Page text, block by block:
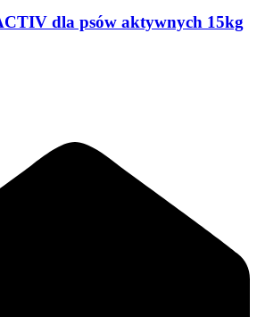
dla psów aktywnych 15kg